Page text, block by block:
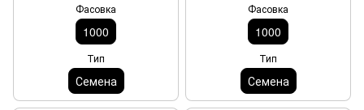
Фасовка
1000
Тип
Семена
Фасовка
1000
Тип
Семена